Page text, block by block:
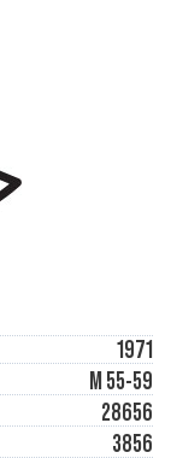
1971
М 55-59
28656
3856